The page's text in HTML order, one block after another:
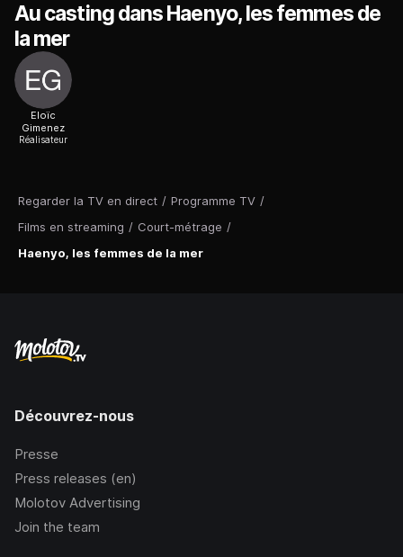
Regarder la TV en direct / Programme TV /
Films en streaming / Court-métrage /
Haenyo, les femmes de la mer
Au casting dans Haenyo, les femmes de
la mer
Eloïc
Gimenez
Réalisateur
Découvrez-nous
Presse
Press releases (en)
Molotov Advertising
Join the team